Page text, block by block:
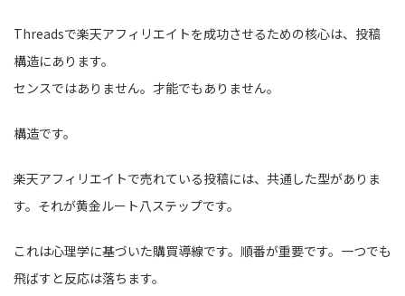
Threadsで楽天アフィリエイトを成功させるための核心は、投稿
構造にあります。
センスではありません。才能でもありません。
構造です。
楽天アフィリエイトで売れている投稿には、共通した型がありま
す。それが黄金ルート八ステップです。
これは心理学に基づいた購買導線です。順番が重要です。一つでも
飛ばすと反応は落ちます。